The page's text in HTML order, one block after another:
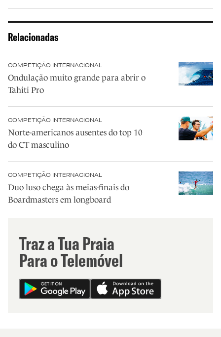
Relacionadas
COMPETIÇÃO INTERNACIONAL
Ondulação muito grande para abrir o
Tahiti Pro
COMPETIÇÃO INTERNACIONAL
Norte-americanos ausentes do top 10
do CT masculino
COMPETIÇÃO INTERNACIONAL
Duo luso chega às meias-finais do
Boardmasters em longboard
Traz a Tua Praia
Para o Telemóvel